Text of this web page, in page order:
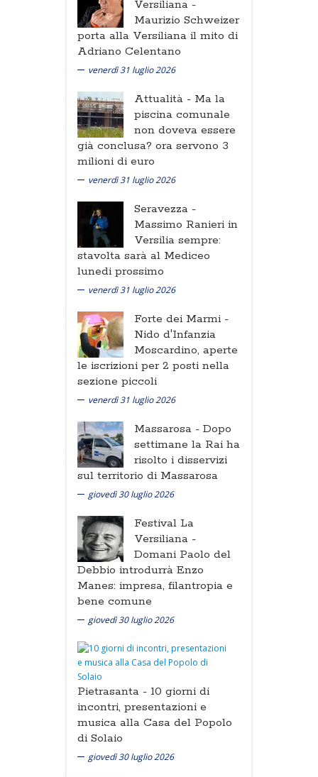
Versiliana -
Maurizio Schweizer
porta alla Versiliana il mito di
Adriano Celentano
venerdì 31 luglio 2026
Attualità - Ma la
piscina comunale
non doveva essere
già conclusa? ora servono 3
milioni di euro
venerdì 31 luglio 2026
Seravezza -
Massimo Ranieri in
Versilia sempre:
stavolta sarà al Mediceo
lunedi prossimo
venerdì 31 luglio 2026
Forte dei Marmi -
Nido d'Infanzia
Moscardino, aperte
le iscrizioni per 2 posti nella
sezione piccoli
venerdì 31 luglio 2026
Massarosa - Dopo
settimane la Rai ha
risolto i disservizi
sul territorio di Massarosa
giovedì 30 luglio 2026
Festival La
Versiliana -
Domani Paolo del
Debbio introdurrà Enzo
Manes: impresa, filantropia e
bene comune
giovedì 30 luglio 2026
Pietrasanta - 10 giorni di
incontri, presentazioni e
musica alla Casa del Popolo
di Solaio
giovedì 30 luglio 2026